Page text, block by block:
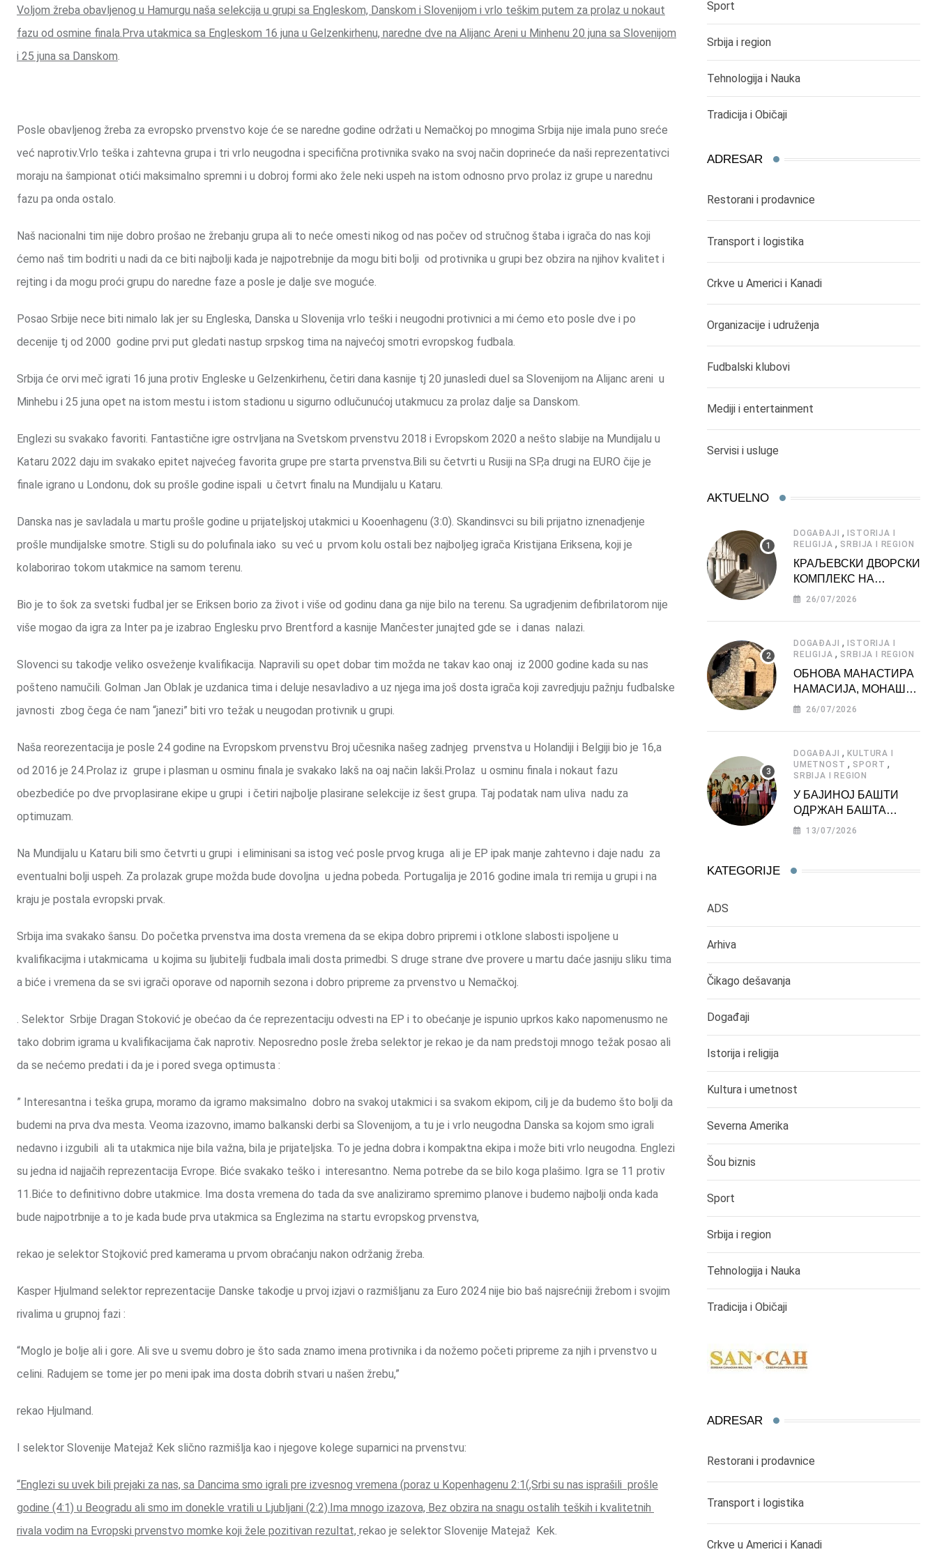
Voljom žreba obavljenog u Hamurgu naša selekcija u grupi sa Engleskom, Danskom i Slovenijom i vrlo teškim putem za prolaz u nokaut
fazu od osmine finala.Prva utakmica sa Engleskom 16 juna u Gelzenkirhenu, naredne dve na Alijanc Areni u Minhenu 20 juna sa Slovenijom
i 25 juna sa Danskom
Posle obavljenog žreba za evropsko prvenstvo koje će se naredne godine održati u Nemačkoj po mnogima Srbija nije imala puno sreće
već naprotiv.Vrlo teška i zahtevna grupa i tri vrlo neugodna i specifična protivnika svako na svoj način doprineće da naši reprezentativci
moraju na šampionat otići maksimalno spremni i u dobroj formi ako žele neki uspeh na istom odnosno prvo prolaz iz grupe u narednu
fazu pa onda ostalo.
Naš nacionalni tim nije dobro prošao ne žrebanju grupa ali to neće omesti nikog od nas počev od stručnog štaba i igrača do nas koji
ćemo naš tim bodriti u nadi da ce biti najbolji kada je najpotrebnije da mogu biti bolji od protivnika u grupi bez obzira na njihov kvalitet i
rejting i da mogu proći grupu do naredne faze a posle je dalje sve moguće.
Posao Srbije nece biti nimalo lak jer su Engleska, Danska u Slovenija vrlo teški i neugodni protivnici a mi ćemo eto posle dve i po
decenije tj od 2000 godine prvi put gledati nastup srpskog tima na najvećoj smotri evropskog fudbala.
Srbija će orvi meč igrati 16 juna protiv Engleske u Gelzenkirhenu, četiri dana kasnije tj 20 junasledi duel sa Slovenijom na Alijanc areni u
Minhebu i 25 juna opet na istom mestu i istom stadionu u sigurno odlučunućoj utakmucu za prolaz dalje sa Danskom.
Englezi su svakako favoriti. Fantastične igre ostrvljana na Svetskom prvenstvu 2018 i Evropskom 2020 a nešto slabije na Mundijalu u
Kataru 2022 daju im svakako epitet najvećeg favorita grupe pre starta prvenstva.Bili su četvrti u Rusiji na SP,a drugi na EURO čije je
finale igrano u Londonu, dok su prošle godine ispali u četvrt finalu na Mundijalu u Kataru.
Danska nas je savladala u martu prošle godine u prijateljskoj utakmici u Kooenhagenu (3:0). Skandinsvci su bili prijatno iznenadjenje
prošle mundijalske smotre. Stigli su do polufinala iako su već u prvom kolu ostali bez najboljeg igrača Kristijana Eriksena, koji je
kolaborirao tokom utakmice na samom terenu.
Bio je to šok za svetski fudbal jer se Eriksen borio za život i više od godinu dana ga nije bilo na terenu. Sa ugradjenim defibrilatorom nije
više mogao da igra za Inter pa je izabrao Englesku prvo Brentford a kasnije Mančester junajted gde se i danas nalazi.
Slovenci su takodje veliko osveženje kvalifikacija. Napravili su opet dobar tim možda ne takav kao onaj iz 2000 godine kada su nas
pošteno namučili. Golman Jan Oblak je uzdanica tima i deluje nesavladivo a uz njega ima još dosta igrača koji zavredjuju pažnju fudbalske
javnosti zbog čega će nam “janezi” biti vro težak u neugodan protivnik u grupi.
Naša reorezentacija je posle 24 godine na Evropskom prvenstvu Broj učesnika našeg zadnjeg prvenstva u Holandiji i Belgiji bio je 16,a
od 2016 je 24.Prolaz iz grupe i plasman u osminu finala je svakako lakš na oaj način lakši.Prolaz u osminu finala i nokaut fazu
obezbediće po dve prvoplasirane ekipe u grupi i četiri najbolje plasirane selekcije iz šest grupa. Taj podatak nam uliva nadu za
optimuzam.
Na Mundijalu u Kataru bili smo četvrti u grupi i eliminisani sa istog već posle prvog kruga ali je EP ipak manje zahtevno i daje nadu za
eventualni bolji uspeh. Za prolazak grupe možda bude dovoljna u jedna pobeda. Portugalija je 2016 godine imala tri remija u grupi i na
kraju je postala evropski prvak.
Srbija ima svakako šansu. Do početka prvenstva ima dosta vremena da se ekipa dobro pripremi i otklone slabosti ispoljene u
kvalifikacijma i utakmicama u kojima su ljubitelji fudbala imali dosta primedbi. S druge strane dve provere u martu daće jasniju sliku tima
a biće i vremena da se svi igrači oporave od napornih sezona i dobro pripreme za prvenstvo u Nemačkoj.
. Selektor Srbije Dragan Stoković je obećao da će reprezentaciju odvesti na EP i to obećanje je ispunio uprkos kako napomenusmo ne
tako dobrim igrama u kvalifikacijama čak naprotiv. Neposredno posle žreba selektor je rekao je da nam predstoji mnogo težak posao ali
da se nećemo predati i da je i pored svega optimusta :
” Interesantna i teška grupa, moramo da igramo maksimalno dobro na svakoj utakmici i sa svakom ekipom, cilj je da budemo što bolji da
budemi na prva dva mesta. Veoma izazovno, imamo balkanski derbi sa Slovenijom, a tu je i vrlo neugodna Danska sa kojom smo igrali
nedavno i izgubili ali ta utakmica nije bila važna, bila je prijateljska. To je jedna dobra i kompaktna ekipa i može biti vrlo neugodna. Englezi
su jedna id najjačih reprezentacija Evrope. Biće svakako teško i interesantno. Nema potrebe da se bilo koga plašimo. Igra se 11 protiv
11.Biće to definitivno dobre utakmice. Ima dosta vremena do tada da sve analiziramo spremimo planove i budemo najbolji onda kada
bude najpotrbnije a to je kada bude prva utakmica sa Englezima na startu evropskog prvenstva,
rekao je selektor Stojković pred kamerama u prvom obraćanju nakon održanig žreba.
Kasper Hjulmand selektor reprezentacije Danske takodje u prvoj izjavi o razmišljanu za Euro 2024 nije bio baš najsrećniji žrebom i svojim
rivalima u grupnoj fazi :
“Moglo je bolje ali i gore. Ali sve u svemu dobro je što sada znamo imena protivnika i da nožemo početi pripreme za njih i prvenstvo u
celini. Radujem se tome jer po meni ipak ima dosta dobrih stvari u našen žrebu,”
rekao Hjulmand.
I selektor Slovenije Matejaž Kek slično razmišlja kao i njegove kolege suparnici na prvenstvu:
“Englezi su uvek bili prejaki za nas, sa Dancima smo igrali pre izvesnog vremena (poraz u Kopenhagenu 2:1(,Srbi su nas isprašili prošle
godine (4:1) u Beogradu ali smo im donekle vratili u Ljubljani (2:2).Ima mnogo izazova, Bez obzira na snagu ostalih teških i kvalitetnih
rivala vodim na Evropski prvenstvo momke koji žele pozitivan rezultat, rekao je selektor Slovenije Matejaž Kek.
Sport
Srbija i region
Tehnologija i Nauka
Tradicija i Običaji
ADRESAR
Restorani i prodavnice
Transport i logistika
Crkve u Americi i Kanadi
Organizacije i udruženja
Fudbalski klubovi
Mediji i entertainment
Servisi i usluge
AKTUELNO
DOGAĐAJI , ISTORIJA I
RELIGIJA , SRBIJA I REGION
КРАЉЕВСКИ ДВОРСКИ
КОМПЛЕКС НА
ДЕДИЊУ –
АТРАКЦИЈА
26/07/2026
DOGAĐAJI , ISTORIJA I
RELIGIJA , SRBIJA I REGION
ОБНОВА МАНАСТИРА
НАМАСИЈА, МОНАШКЕ
ЗАДУЖБИНЕ
26/07/2026
DOGAĐAJI ,KULTURA I
UMETNOST , SPORT ,
SRBIJA I REGION
У БАЈИНОЈ БАШТИ
ОДРЖАН БАШТА
ФЕСТ 2026
13/07/2026
KATEGORIJE
ADS
Arhiva
Čikago dešavanja
Događaji
Istorija i religija
Kultura i umetnost
Severna Amerika
Šou biznis
Sport
Srbija i region
Tehnologija i Nauka
Tradicija i Običaji
ADRESAR
Restorani i prodavnice
Transport i logistika
Crkve u Americi i Kanadi